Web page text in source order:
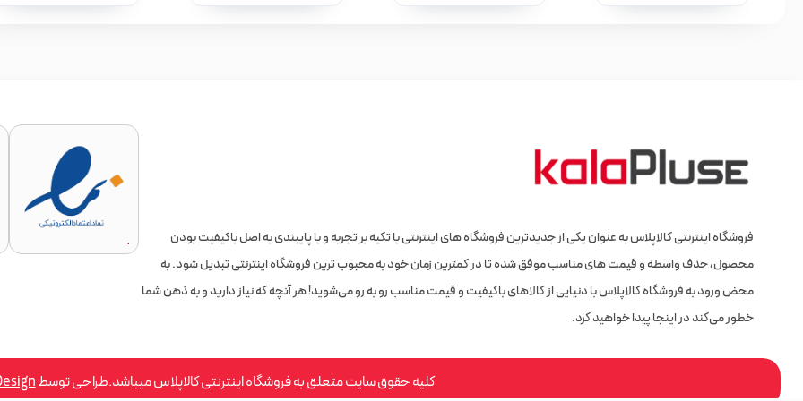
فروشگاه اینترنتی کالاپلاس به عنوان یکی از جدیدترین فروشگاه های اینترنتی با تکیه بر تجربه و با پایبندی به اصل باکیفیت بودن
محصول، حذف واسطه و قیمت های مناسب موفق شده تا در کمترین زمان خود به محبوب ترین فروشگاه اینترنتی تبدیل شود. به
محض ورود به فروشگاه کالاپلاس با دنیایی از کالاهای باکیفیت و قیمت مناسب رو به رو می‌شوید! هر آنچه که نیاز دارید و به ذهن شما
خطور می‌کند در اینجا پیدا خواهید کرد.
کلیه حقوق سایت متعلق به فروشگاه اینترنتی کالاپلاس میباشد.طراحی توسط